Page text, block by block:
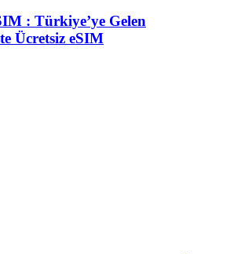
: Türkiye’ye Gelen
Ücretsiz eSIM